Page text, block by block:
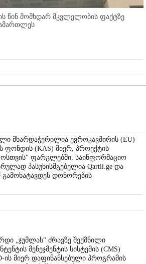
წინ მომხდარ მკვლელობის ფაქტზე
მხარდაჭერილია ევროკავშირის (EU)
ფონდის (KAS) მიერ, პროექტის
ფარგლებში. საინფორმაციო
პასუხისმგებელია Qartli.ge და
დონორების
„ჯუმლას" ძრავზე შექმნილი
მენეჯმენტის სისტემის (CMS)
ის მიერ დაფინანსებული პროგრამის